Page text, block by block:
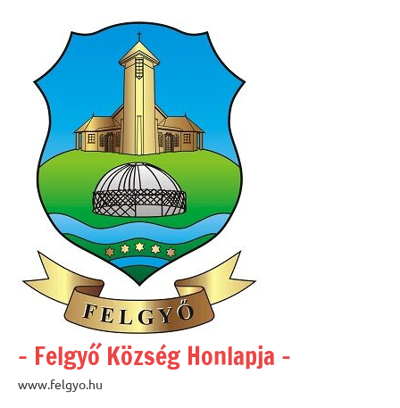
– Felgyő Község Honlapja –
www.felgyo.hu